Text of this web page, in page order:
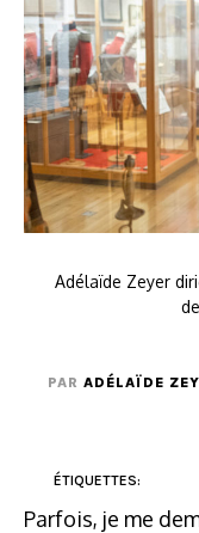
Adélaïde Zeyer
PAR ADÉLAÏDE
ÉTIQUETTES:
Parfois, je me